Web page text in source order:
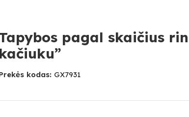
pagal skaičius
kačiuku”
kodas: GX7931